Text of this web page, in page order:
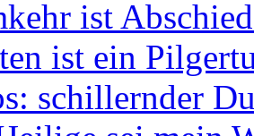
ist
ist ein
schillernder